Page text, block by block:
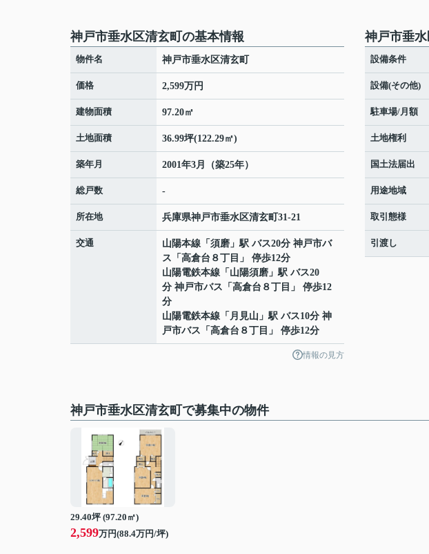
神戸市垂水区清玄町の基本情報
物件名 神戸市垂水区清玄町
価格 2,599万円
建物面積 97.20㎡
土地面積 36.99坪(122.29㎡)
築年月 2001年3月（築25年）
総戸数 -
所在地 兵庫県神戸市垂水区清玄町 31-21
交通 山陽本線 「 須磨 」駅 バス20分 神戸市バ
ス「高倉台８丁目」 停歩12分
山陽電鉄本線 「 山陽須磨 」駅 バス20
分 神戸市バス「高倉台８丁目」 停歩12
分
山陽電鉄本線 「 月見山 」駅 バス10分 神
戸市バス「高倉台８丁目」 停歩12分
情報の見方
神戸市垂
設備条件
設備(その他)
駐車場/月額
土地権利
国土法届出
用途地域
取引態様
引渡し
神戸市垂水区清玄町で募集中の物件
29.40坪 (97.20㎡)
2,599万円(88.4万円/坪)